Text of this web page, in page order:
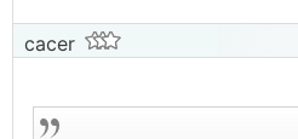
cacer